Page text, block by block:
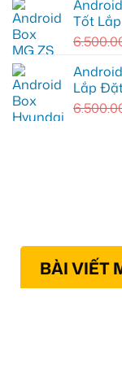
Tốt
Lắp
BÀI VIẾT